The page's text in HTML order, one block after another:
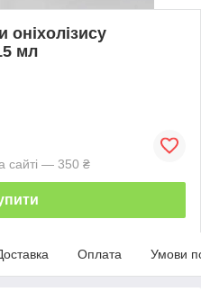
оніхолізису
мл
сайті — 350 ₴
Оплата Умови